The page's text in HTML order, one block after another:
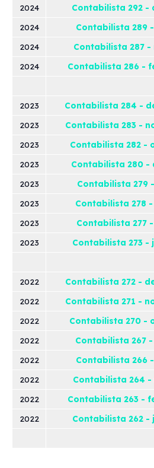
2024
Contabilista 292 -
2024
Contabilista 289
2024
Contabilista 287 -
2024
Contabilista 286 -
2023
Contabilista 284 -
2023
Contabilista 283 -
2023
Contabilista 282 -
2023
Contabilista 280 -
2023
Contabilista 279
2023
Contabilista 278
2023
Contabilista 277
2023
Contabilista 273 -
2022
Contabilista 272 -
2022
Contabilista 271 -
2022
Contabilista 270 -
2022
Contabilista 267
2022
Contabilista 266
2022
Contabilista 264 -
2022
Contabilista 263 -
2022
Contabilista 262 -